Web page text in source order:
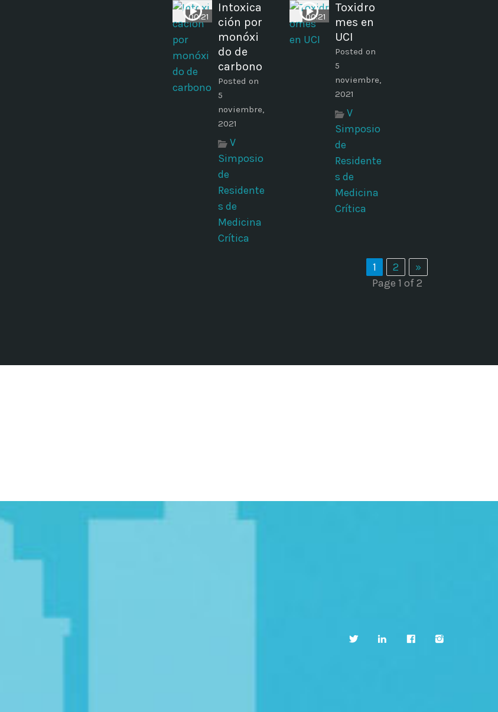
00:21
Intoxica
ción por
monóxi
do de
carbono
Posted on
5
noviembre,
2021
V
Simposio
de
Residente
s de
Medicina
Crítica
00:21
Toxidro
mes en
UCI
Posted on
5
noviembre,
2021
V
Simposio
de
Residente
s de
Medicina
Crítica
1 2
»
Page 1 of 2